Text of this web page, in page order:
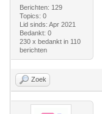
Berichten: 129
Topics: 0
Lid sinds: Apr 2021
Bedankt: 0
230 x bedankt in 110
berichten
Zoek